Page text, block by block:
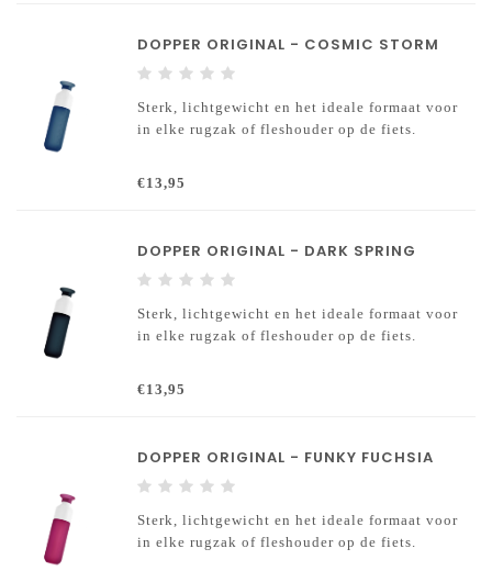
DOPPER ORIGINAL - COSMIC STORM
Sterk, lichtgewicht en het ideale formaat voor
in elke rugzak of fleshouder op de fiets.
€13,95
DOPPER ORIGINAL - DARK SPRING
Sterk, lichtgewicht en het ideale formaat voor
in elke rugzak of fleshouder op de fiets.
€13,95
DOPPER ORIGINAL - FUNKY FUCHSIA
Sterk, lichtgewicht en het ideale formaat voor
in elke rugzak of fleshouder op de fiets.